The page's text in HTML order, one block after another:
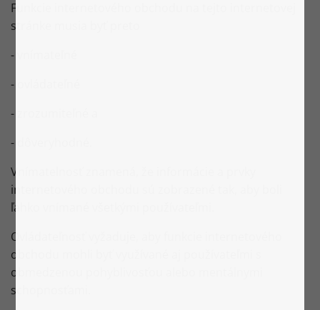
Funkcie internetového obchodu na tejto internetovej
stránke musia byť preto
- vnímateľné
- ovládateľné
- zrozumiteľné a
- dôveryhodné.
Vnímatelnosť znamená, že informácie a prvky
internetového obchodu sú zobrazené tak, aby boli
ľahko vnímané všetkými používateľmi.
Ovládateľnosť vyžaduje, aby funkcie internetového
obchodu mohli byť využívané aj používateľmi s
obmedzenou pohyblivosťou alebo mentálnymi
schopnosťami.